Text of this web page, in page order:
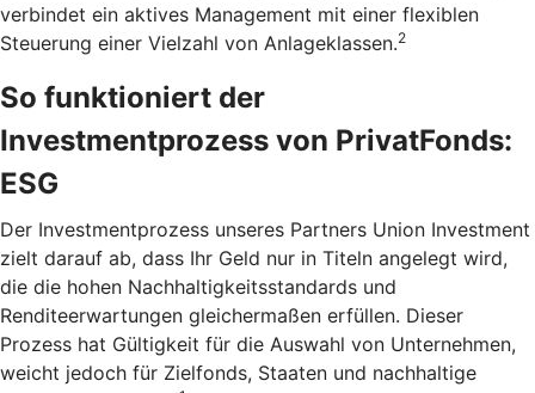
verbindet ein aktives Management mit einer flexiblen
Steuerung einer Vielzahl von Anlageklassen.2
So funktioniert der
Investmentprozess von PrivatFonds:
ESG
Der Investmentprozess unseres Partners Union Investment
zielt darauf ab, dass Ihr Geld nur in Titeln angelegt wird,
die die hohen Nachhaltigkeitsstandards und
Renditeerwartungen gleichermaßen erfüllen. Dieser
Prozess hat Gültigkeit für die Auswahl von Unternehmen,
weicht jedoch für Zielfonds, Staaten und nachhaltige